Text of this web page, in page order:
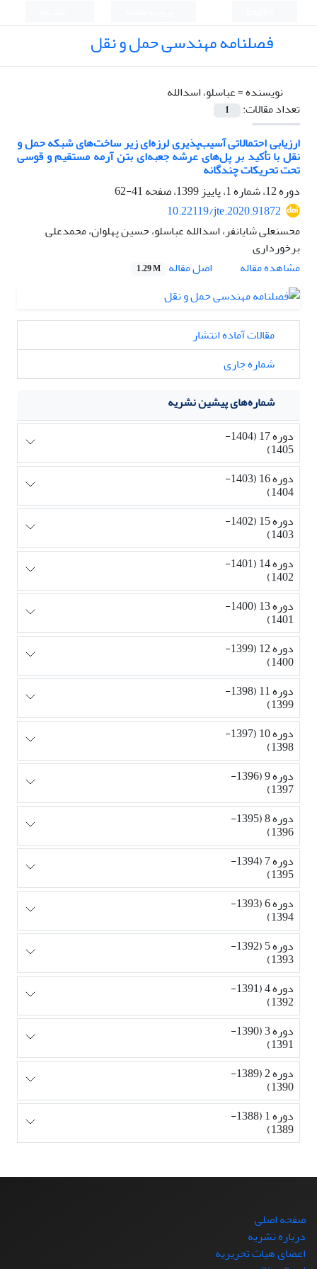
فصلنامه مهندسی حمل و نقل
نویسنده =عباسلو، اسدالله
تعداد مقالات:
1
ارزیابی احتمالاتی آسیب‌پذیری لرزه‌ای زیر ساخت‌های شبکه حمل و
نقل با تأکید بر پل‌های عرشه جعبه‌ای بتن آرمه مستقیم و قوسی
تحت تحریکات چندگانه
دوره 12، شماره 1، پاییز 1399، صفحه
41-62
10.22119/jte.2020.91872
محسنعلی شایانفر، اسدالله عباسلو، حسین پهلوان، محمدعلی
برخورداری
مشاهده مقاله
اصل مقاله 1.29 M
مقالات آماده انتشار
شماره جاری
شماره‌های پیشین نشریه
دوره 17 (1404-
1405)
دوره 16 (1403-
1404)
دوره 15 (1402-
1403)
دوره 14 (1401-
1402)
دوره 13 (1400-
1401)
دوره 12 (1399-
1400)
دوره 11 (1398-
1399)
دوره 10 (1397-
1398)
دوره 9 (1396-
1397)
دوره 8 (1395-
1396)
دوره 7 (1394-
1395)
دوره 6 (1393-
1394)
دوره 5 (1392-
1393)
دوره 4 (1391-
1392)
دوره 3 (1390-
1391)
دوره 2 (1389-
1390)
دوره 1 (1388-
1389)
صفحه اصلی
درباره نشریه
اعضای هیات تحریریه